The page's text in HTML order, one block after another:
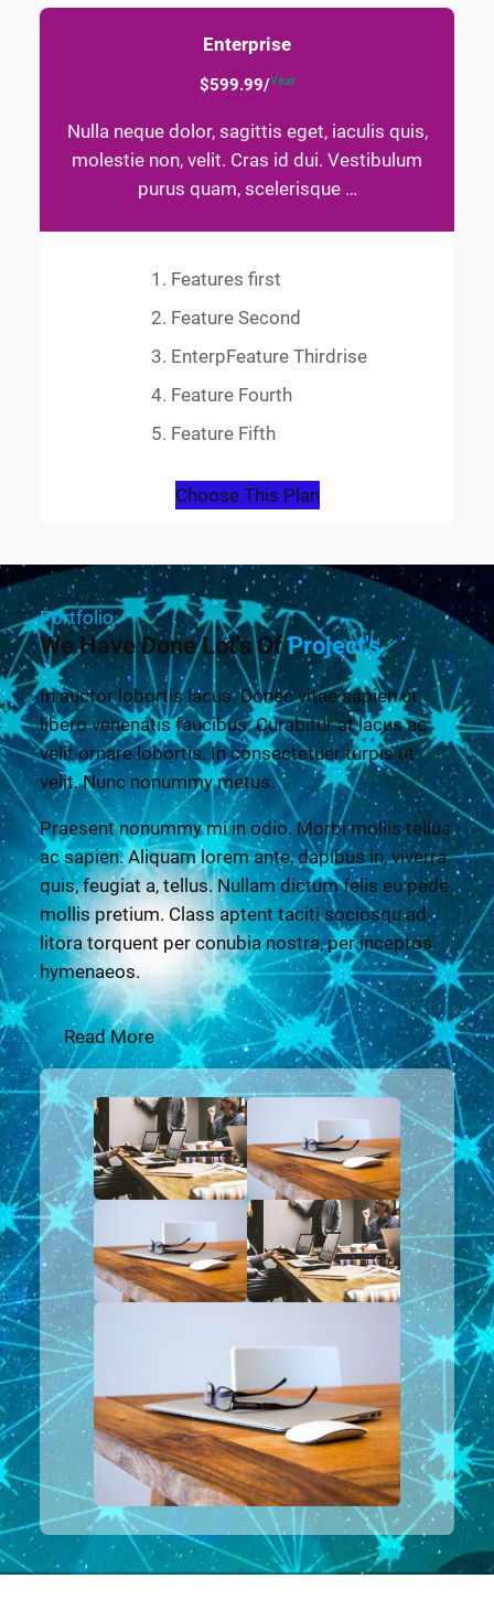
Enterprise
$599.99/Year
Nulla neque dolor, sagittis eget, iaculis quis,
molestie non, velit. Cras id dui. Vestibulum
purus quam, scelerisque …
Features first
Feature Second
EnterpFeature Thirdrise
Feature Fourth
Feature Fifth
Choose This Plan
Portfolio
We Have Done Lot's OfProject's
In auctor lobortis lacus. Donec vitae sapien ut
libero venenatis faucibus. Curabitur at lacus ac
velit ornare lobortis. In consectetuer turpis ut
velit. Nunc nonummy metus.
Praesent nonummy mi in odio. Morbi mollis tellus
ac sapien. Aliquam lorem ante, dapibus in, viverra
quis, feugiat a, tellus. Nullam dictum felis eu pede
mollis pretium. Class aptent taciti sociosqu ad
litora torquent per conubia nostra, per inceptos
hymenaeos.
Read More